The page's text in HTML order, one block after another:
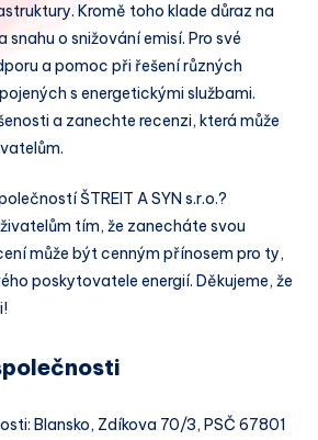
Kromě toho klade důraz na
snahu o snižování emisí. Pro své
a pomoc při řešení různých
s energetickými službami.
a zanechte recenzi, která může
ŠTREIT A SYN s.r.o.?
tím, že zanecháte svou
může být cenným přínosem pro ty,
poskytovatele energií. Děkujeme, že
Blansko, Zdíkova 70/3, PSČ 67801